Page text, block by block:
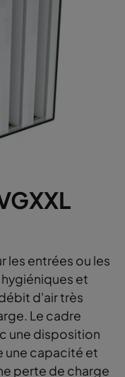
les entrées ou les
et
d'air très
Le cadre
une disposition
une capacité et
perte de charge